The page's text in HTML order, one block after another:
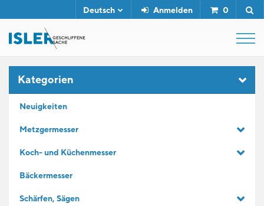
Anmelden 0
Deutsch
SERVICE
Kategorien
Neuigkeiten
Metzgermesser
Koch- und Küchenmesser
Bäckermesser
Schärfen, Sägen